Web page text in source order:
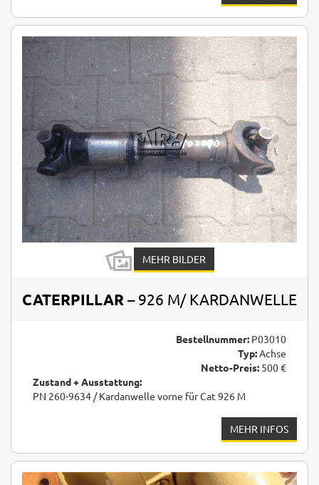
MEHR BILDER
CATERPILLAR – 926 M/ KARDANWELLE
Bestellnummer: P03010
Typ:Achse
Netto-Preis: 500 €
Zustand + Ausstattung:
PN 260-9634 / Kardanwelle vorne für Cat 926 M
MEHR INFOS